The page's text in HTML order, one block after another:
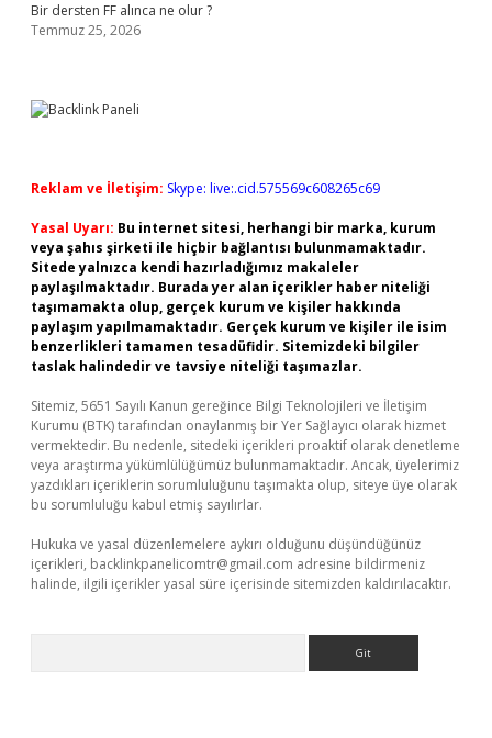
Bir dersten FF alınca ne olur ?
Temmuz 25, 2026
Reklam ve İletişim: Skype: live:.cid.575569c608265c69
Yasal Uyarı: Bu internet sitesi, herhangi bir marka, kurum
veya şahıs şirketi ile hiçbir bağlantısı bulunmamaktadır.
Sitede yalnızca kendi hazırladığımız makaleler
paylaşılmaktadır. Burada yer alan içerikler haber niteliği
taşımamakta olup, gerçek kurum ve kişiler hakkında
paylaşım yapılmamaktadır. Gerçek kurum ve kişiler ile isim
benzerlikleri tamamen tesadüfidir. Sitemizdeki bilgiler
taslak halindedir ve tavsiye niteliği taşımazlar.
Sitemiz, 5651 Sayılı Kanun gereğince Bilgi Teknolojileri ve İletişim
Kurumu (BTK) tarafından onaylanmış bir Yer Sağlayıcı olarak hizmet
vermektedir. Bu nedenle, sitedeki içerikleri proaktif olarak denetleme
veya araştırma yükümlülüğümüz bulunmamaktadır. Ancak, üyelerimiz
yazdıkları içeriklerin sorumluluğunu taşımakta olup, siteye üye olarak
bu sorumluluğu kabul etmiş sayılırlar.
Hukuka ve yasal düzenlemelere aykırı olduğunu düşündüğünüz
içerikleri, backlinkpanelicomtr@gmail.com adresine bildirmeniz
halinde, ilgili içerikler yasal süre içerisinde sitemizden kaldırılacaktır.